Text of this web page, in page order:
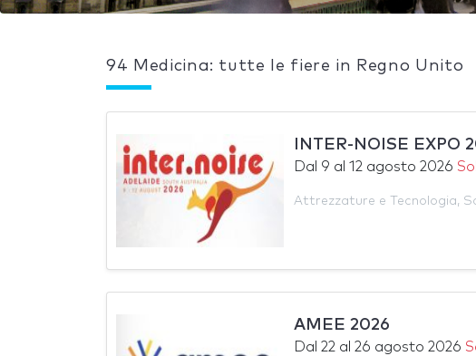
94 Medicina: tutte le fiere in Regno Unito
INTER-NOISE EXPO
Dal 9 al 12 agosto 2026
Attrezzature e Tecnologia,
AMEE 2026
Dal 22 al 26 agosto 2026